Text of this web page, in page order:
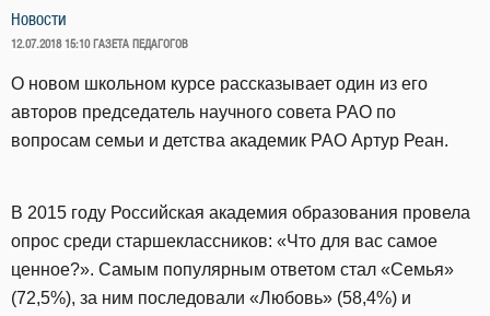
Новости
ОПУБЛИКОВАНО
12.07.2018 15:10 ГАЗЕТА ПЕДАГОГОВ
О новом школьном курсе рассказывает один из его
авторов председатель научного совета РАО по
вопросам семьи и детства академик РАО Артур Реан.
В 2015 году Российская академия образования провела
опрос среди старшеклассников: «Что для вас самое
ценное?». Самым популярным ответом стал «Семья»
(72,5%), за ним последовали «Любовь» (58,4%) и